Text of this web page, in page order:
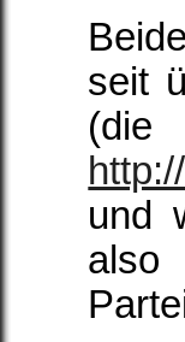
seit
und
also